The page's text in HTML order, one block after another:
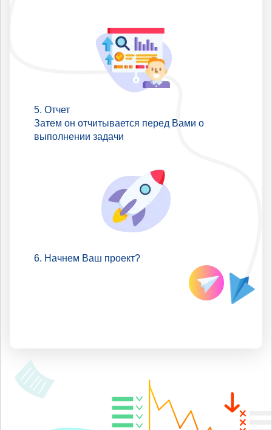
Отчет
Затем он отчитывается перед Вами о
выполнении задачи
Начнем Ваш проект?